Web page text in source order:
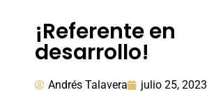
¡Referente en
desarrollo!
Andrés Talavera julio 25, 2023